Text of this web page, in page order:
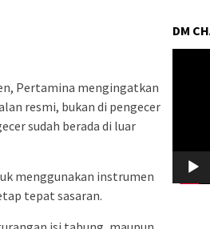
Pertamina mengingatkan
resmi, bukan di pengecer
sudah berada di luar
menggunakan instrumen
tepat sasaran.
DM